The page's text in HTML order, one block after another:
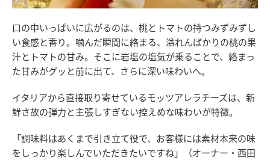
口の中いっぱいに広がるのは、桃とトマトの持つみずみずし
い食感と香り。噛んだ瞬間に絡まる、溢れんばかりの桃の果
汁とトマトの甘み。そこに岩塩の塩気が乗ることで、絡まっ
た甘みがグッと前に出て、さらに深い味わいへ。
イタリアから直接取り寄せているモッツアレラチーズは、新
鮮さ故の弾力と主張しすぎない控えめな味わいが特徴。
「調味料はあくまで引き立て役で、お客様には素材本来の味
をしっかり楽しんでいただきたいですね」（オーナー・西田